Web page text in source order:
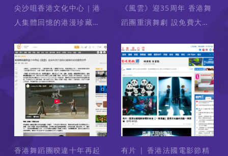
尖沙咀香港文化中心｜港
人集體回憶的港漫珍藏
眾活動 —— 舞動《風
雲》：港漫 ✕ 舞蹈 ✕ 光
影體驗（媒體：ET Net）
2025-01-08
《風雲》迎35周年 香港舞
蹈團重演舞劇 設免費大型
新闻网） 2025-01-07
香港舞蹈團暌違十年再起
有片 | 香港法國電影節精